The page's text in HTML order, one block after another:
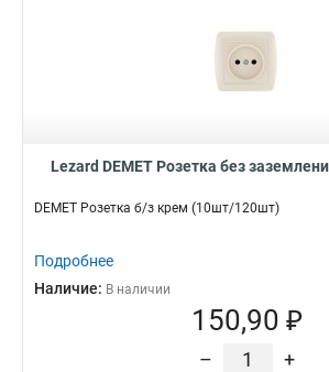
Lezard DEMET Розетка без
DEMET Розетка б/з крем (10шт/120шт)
Подробнее
Наличие: В наличии
150,90 ₽
– +